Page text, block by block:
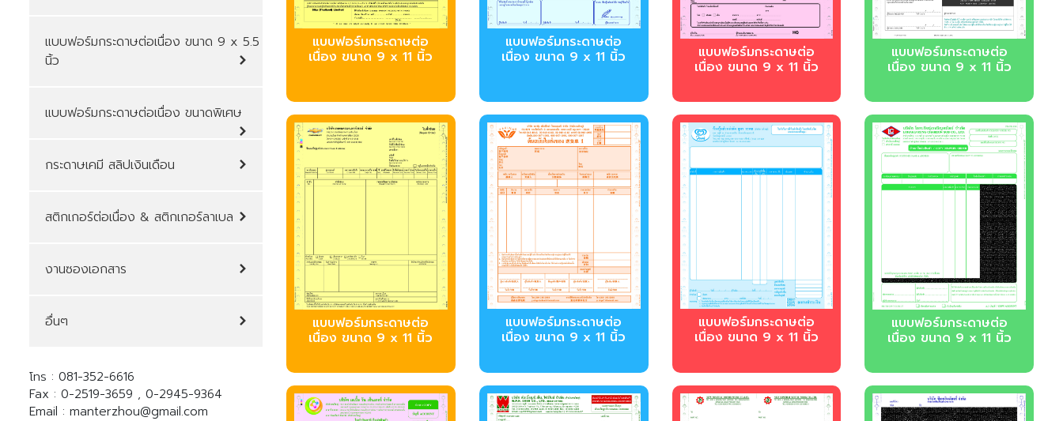
บบฟอร์มกระดาษต่อเนื่อง ขนาด 9 x 5.5
นิ้ว
บบฟอร์มกระดาษต่อเนื่อง ขนาดพิเศษ
กระดาษเคมี สลิปเงินเดือน
สติกเกอร์ต่อเนื่อง & สติกเกอร์ลาเบล
งานซองเอกสาร
อื่นๆ
ทร : 081-352-6616
Fax : 0-2519-3659 , 0-2945-9364
Email : manterzhou@gmail.com
บบฟอร์มกระดาษต่อ
เนื่อง ขนาด 9 x 11 นิ้ว
บบฟอร์มกระดาษต่อ
เนื่อง ขนาด 9 x 11 นิ้ว บบฟอร์มกระดาษต่อ
เนื่อง ขนาด 9 x 11 นิ้ว
บบฟอร์มกระดาษต่อ
เนื่อง ขนาด 9 x 11 นิ้ว
บบฟอร์มกระดาษต่อ
เนื่อง ขนาด 9 x 11 นิ้ว
บบฟอร์มกระดาษต่อ
เนื่อง ขนาด 9 x 11 นิ้ว
บบฟอร์มกระดาษต่อ
เนื่อง ขนาด 9 x 11 นิ้ว
บบฟอร์มกระดาษต่อ
เนื่อง ขนาด 9 x 11 นิ้ว